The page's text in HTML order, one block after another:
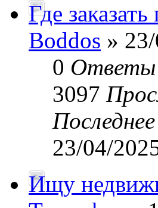
Где
Boddos »
0 Ответы
3097
23/04/
Ищу